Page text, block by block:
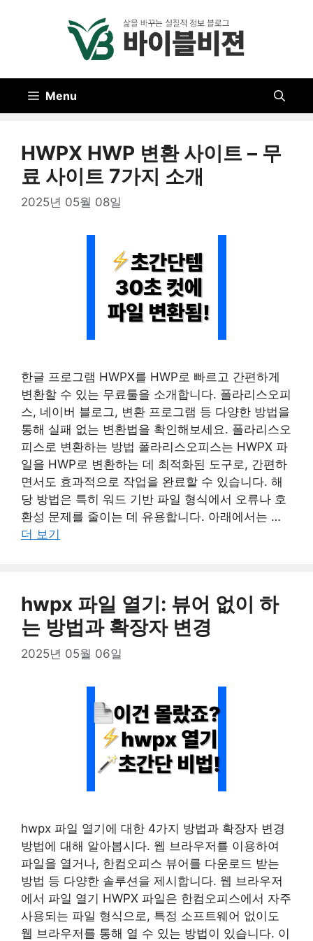
Menu
HWPX HWP 변환 사이트 – 무
료 사이트 7가지 소개
2025년 05월 08일
한글 프로그램 HWPX를 HWP로 빠르고 간편하게
변환할 수 있는 무료툴을 소개합니다. 폴라리스오피
스, 네이버 블로그, 변환 프로그램 등 다양한 방법을
통해 실패 없는 변환법을 확인해보세요. 폴라리스오
피스로 변환하는 방법 폴라리스오피스는 HWPX 파
일을 HWP로 변환하는 데 최적화된 도구로, 간편하
면서도 효과적으로 작업을 완료할 수 있습니다. 해
당 방법은 특히 워드 기반 파일 형식에서 오류나 호
환성 문제를 줄이는 데 유용합니다. 아래에서는 …
더 보기
hwpx 파일 열기: 뷰어 없이 하
는 방법과 확장자 변경
2025년 05월 06일
hwpx 파일 열기에 대한 4가지 방법과 확장자 변경
방법에 대해 알아봅시다. 웹 브라우저를 이용하여
파일을 열거나, 한컴오피스 뷰어를 다운로드 받는
방법 등 다양한 솔루션을 제시합니다. 웹 브라우저
에서 파일 열기 HWPX 파일은 한컴오피스에서 자주
사용되는 파일 형식으로, 특정 소프트웨어 없이도
웹 브라우저를 통해 열 수 있는 방법이 있습니다. 이